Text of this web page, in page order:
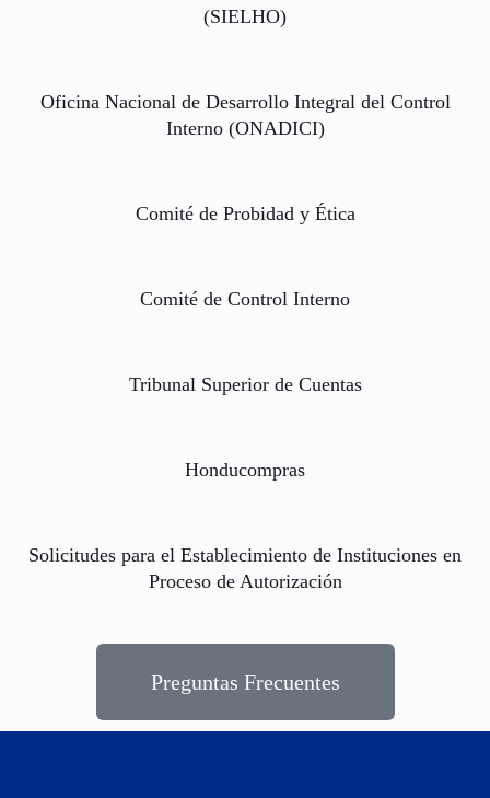
(SIELHO)
Oficina Nacional de Desarrollo Integral del Control
Interno (ONADICI)
Comité de Probidad y Ética
Comité de Control Interno
Tribunal Superior de Cuentas
Honducompras
Solicitudes para el Establecimiento de Instituciones en
Proceso de Autorización
Preguntas Frecuentes